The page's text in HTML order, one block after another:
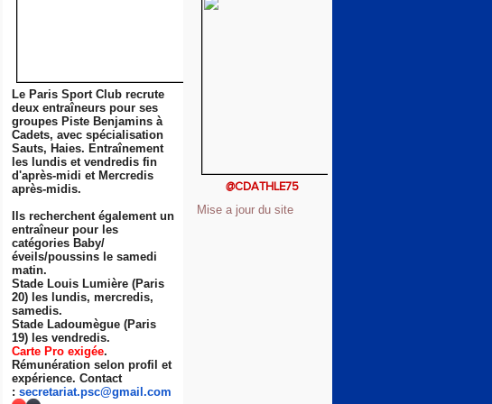
Le Paris Sport Club recrute
deux entraîneurs pour ses
groupes Piste Benjamins à
Cadets, avec spécialisation
Sauts, Haies. Entraînement
les lundis et vendredis fin
d'après-midi et Mercredis
après-midis.
Ils recherchent également un
entraîneur pour les
catégories Baby/
éveils/poussins le samedi
matin.
Stade Louis Lumière (Paris
20) les lundis, mercredis,
samedis.
Stade Ladoumègue (Paris
19) les vendredis.
Carte Pro exigée.
Rémunération selon profil et
expérience. Contact
: secretariat.psc@gmail.com
@CDATHLE75
Mise a jour du site